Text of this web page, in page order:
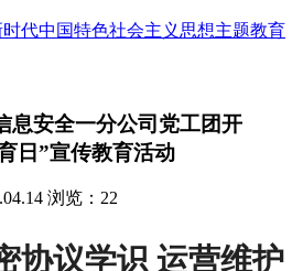
代中国特色社会主义思想主题教育
息安全一分公司党工团开
日”宣传教育活动
浏览：22
协议学识 运营维护